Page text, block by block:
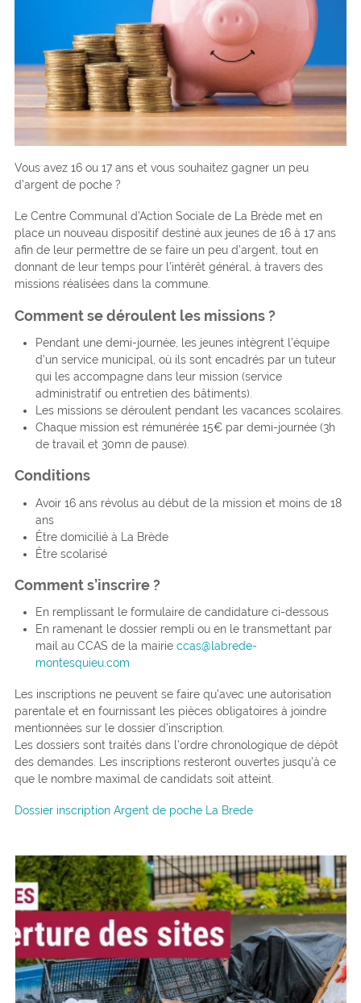
Vous avez 16 ou 17 ans et vous souhaitez gagner un peu
d’argent de poche ?
Le Centre Communal d’Action Sociale de La Brède met en
place un nouveau dispositif destiné aux jeunes de 16 à 17 ans
afin de leur permettre de se faire un peu d’argent, tout en
donnant de leur temps pour l’intérêt général, à travers des
missions réalisées dans la commune.
Comment se déroulent les missions ?
Pendant une demi-journée, les jeunes intègrent l’équipe
d’un service municipal, où ils sont encadrés par un tuteur
qui les accompagne dans leur mission (service
administratif ou entretien des bâtiments).
Les missions se déroulent pendant les vacances scolaires.
Chaque mission est rémunérée 15€ par demi-journée (3h
de travail et 30mn de pause).
Conditions
Avoir 16 ans révolus au début de la mission et moins de 18
ans
Être domicilié à La Brède
Être scolarisé
Comment s’inscrire ?
En remplissant le formulaire de candidature ci-dessous
En ramenant le dossier rempli ou en le transmettant par
mail au CCAS de la mairie ccas@labrede-
montesquieu.com
Les inscriptions ne peuvent se faire qu’avec une autorisation
parentale et en fournissant les pièces obligatoires à joindre
mentionnées sur le dossier d’inscription.
Les dossiers sont traités dans l’ordre chronologique de dépôt
des demandes. Les inscriptions resteront ouvertes jusqu’à ce
que le nombre maximal de candidats soit atteint.
Dossier inscription Argent de poche La Brede